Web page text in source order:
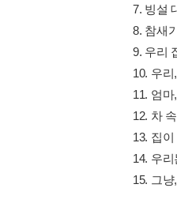
7. 빙설
8. 참새
9. 우리
10. 우
11. 엄
12. 차
13. 집
14. 우
15. 그